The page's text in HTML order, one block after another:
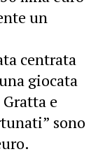
un
centrata
giocata
e
sono